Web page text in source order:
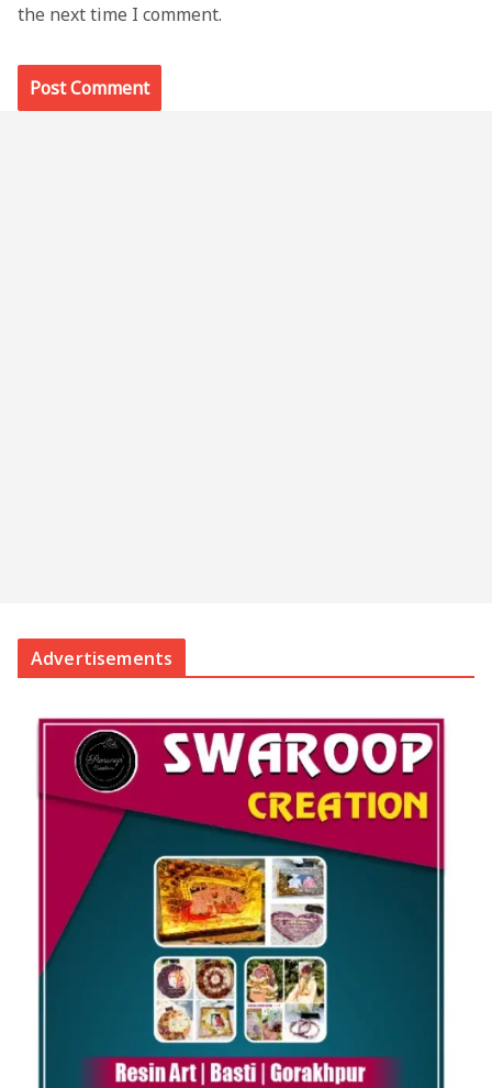
the next time I comment.
Advertisements